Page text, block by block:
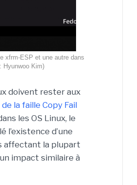
xfrm-ESP et une autre dans
Hyunwoo Kim)
doivent rester aux
la faille Copy Fail
les OS Linux, le
l’existence d’une
affectant la plupart
impact similaire à